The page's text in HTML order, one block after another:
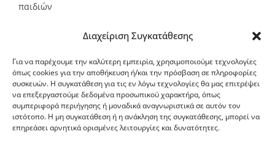
Διαχείριση Συγκατάθεσης
Για να παρέχουμε την καλύτερη εμπειρία, χρησιμοποιούμε τεχνολογίες
όπως cookies για την αποθήκευση ή/και την πρόσβαση σε πληροφορίες
συσκευών. Η συγκατάθεση για τις εν λόγω τεχνολογίες θα μας επιτρέψει
να επεξεργαστούμε δεδομένα προσωπικού χαρακτήρα, όπως
συμπεριφορά περιήγησης ή μοναδικά αναγνωριστικά σε αυτόν τον
ιστότοπο. Η μη συγκατάθεση ή η ανάκληση της συγκατάθεσης, μπορεί να
επηρεάσει αρνητικά ορισμένες λειτουργίες και δυνατότητες.
παιδιών
G-point.gr